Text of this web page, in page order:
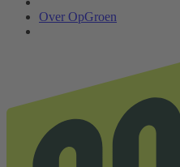
Over OpGroen